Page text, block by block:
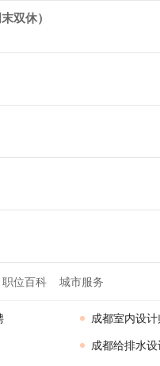
双休）
职位百科 城市服务
成都室内设
成都给排水